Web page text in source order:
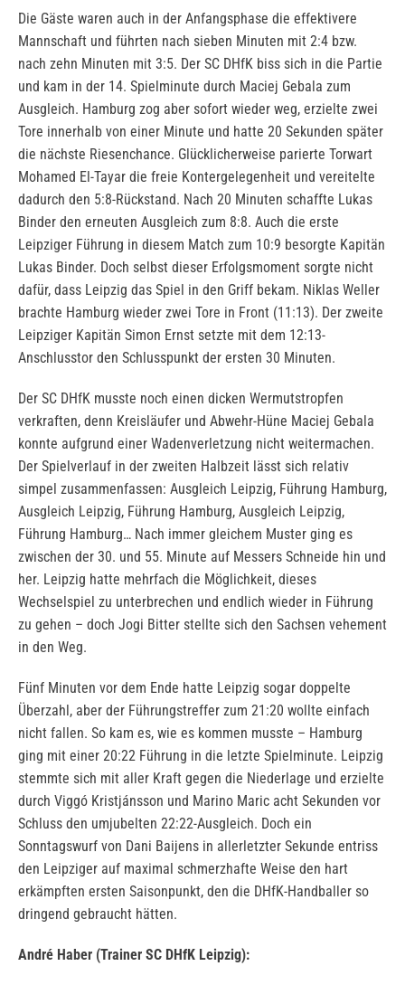
Die Gäste waren auch in der Anfangsphase die effektivere
Mannschaft und führten nach sieben Minuten mit 2:4 bzw.
nach zehn Minuten mit 3:5. Der SC DHfK biss sich in die Partie
und kam in der 14. Spielminute durch Maciej Gebala zum
Ausgleich. Hamburg zog aber sofort wieder weg, erzielte zwei
Tore innerhalb von einer Minute und hatte 20 Sekunden später
die nächste Riesenchance. Glücklicherweise parierte Torwart
Mohamed El-Tayar die freie Kontergelegenheit und vereitelte
dadurch den 5:8-Rückstand. Nach 20 Minuten schaffte Lukas
Binder den erneuten Ausgleich zum 8:8. Auch die erste
Leipziger Führung in diesem Match zum 10:9 besorgte Kapitän
Lukas Binder. Doch selbst dieser Erfolgsmoment sorgte nicht
dafür, dass Leipzig das Spiel in den Griff bekam. Niklas Weller
brachte Hamburg wieder zwei Tore in Front (11:13). Der zweite
Leipziger Kapitän Simon Ernst setzte mit dem 12:13-
Anschlusstor den Schlusspunkt der ersten 30 Minuten.
Der SC DHfK musste noch einen dicken Wermutstropfen
verkraften, denn Kreisläufer und Abwehr-Hüne Maciej Gebala
konnte aufgrund einer Wadenverletzung nicht weitermachen.
Der Spielverlauf in der zweiten Halbzeit lässt sich relativ
simpel zusammenfassen: Ausgleich Leipzig, Führung Hamburg,
Ausgleich Leipzig, Führung Hamburg, Ausgleich Leipzig,
Führung Hamburg… Nach immer gleichem Muster ging es
zwischen der 30. und 55. Minute auf Messers Schneide hin und
her. Leipzig hatte mehrfach die Möglichkeit, dieses
Wechselspiel zu unterbrechen und endlich wieder in Führung
zu gehen – doch Jogi Bitter stellte sich den Sachsen vehement
in den Weg.
Fünf Minuten vor dem Ende hatte Leipzig sogar doppelte
Überzahl, aber der Führungstreffer zum 21:20 wollte einfach
nicht fallen. So kam es, wie es kommen musste – Hamburg
ging mit einer 20:22 Führung in die letzte Spielminute. Leipzig
stemmte sich mit aller Kraft gegen die Niederlage und erzielte
durch Viggó Kristjánsson und Marino Maric acht Sekunden vor
Schluss den umjubelten 22:22-Ausgleich. Doch ein
Sonntagswurf von Dani Baijens in allerletzter Sekunde entriss
den Leipziger auf maximal schmerzhafte Weise den hart
erkämpften ersten Saisonpunkt, den die DHfK-Handballer so
dringend gebraucht hätten.
André Haber (Trainer SC DHfK Leipzig):